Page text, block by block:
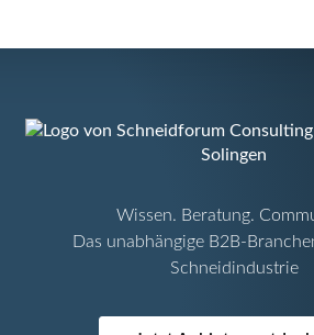
Wissen. Beratung.
Das unabhängige B2B-
Schneidindustrie